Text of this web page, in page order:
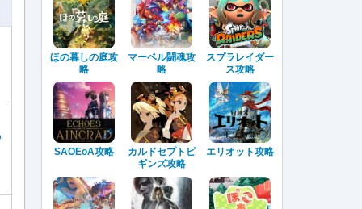
ほの暮しの庭攻
略
マーベル闘魂攻
略
スプラレイダー
ス攻略
SAOEoA攻略
カルドセプトビ
ギンズ攻略
エリオット攻略